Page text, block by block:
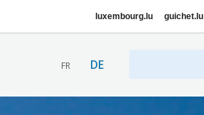
luxembourg.lu guichet.lu
FR DE